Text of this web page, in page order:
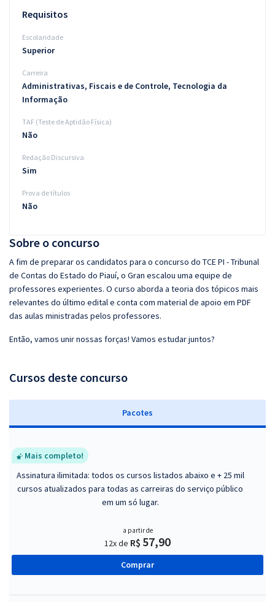
Sobre o concurso
A fim de preparar os candidatos para o concurso do TCE PI - Tribunal
de Contas do Estado do Piauí, o Gran escalou uma equipe de
professores experientes. O curso aborda a teoria dos tópicos mais
relevantes do último edital e conta com material de apoio em PDF
das aulas ministradas pelos professores.
Então, vamos unir nossas forças! Vamos estudar juntos?
Cursos deste concurso
Pacotes
Mais completo!
Assinatura ilimitada: todos os cursos listados abaixo e + 25 mil
cursos atualizados para todas as carreiras do serviço público
em um só lugar.
a partir de
12x de R$ 57,90
Comprar
Requisitos
Escolaridade
Superior
Carreira
Administrativas, Fiscais e de Controle, Tecnologia da
Informação
TAF (Teste de Aptidão Física)
Não
Redação Discursiva
Sim
Prova de títulos
Não